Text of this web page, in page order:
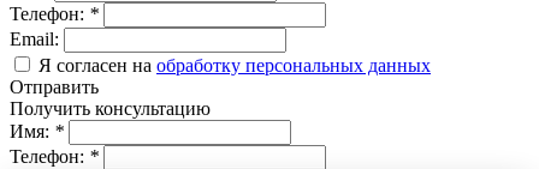
Телефон: *
Email:
Я согласен на обработку персональных данных
Отправить
Получить консультацию
Имя: *
Телефон: *